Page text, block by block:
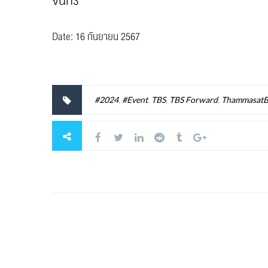
Date: 16 กันยายน 2567
#2024, #Event, TBS, TBS Forward,